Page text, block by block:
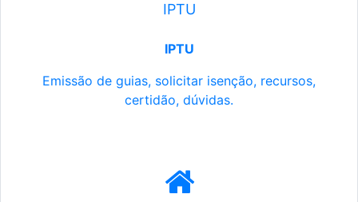
IPTU
IPTU
Emissão de guias, solicitar isenção, recursos,
certidão, dúvidas.